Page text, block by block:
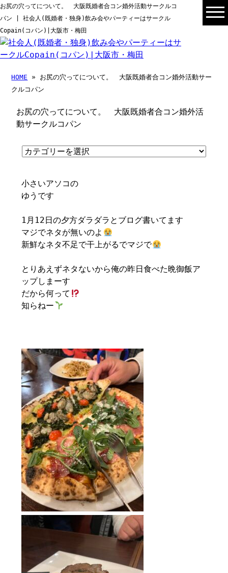
お尻の穴ってについて。 大阪既婚者合コン婚外活動サークルコ
パン | 社会人(既婚者・独身)飲み会やパーティーはサークル
Copain(コパン)|大阪市・梅田
HOME » お尻の穴ってについて。 大阪既婚者合コン婚外活動サー
クルコパン
お尻の穴ってについて。 大阪既婚者合コン婚外活
動サークルコパン
小さいアソコの
ゆうです
1月12日の夕方ダラダラとブログ書いてます
マジでネタが無いのよ
新鮮なネタ不足で干上がるでマジで
とりあえずネタないから俺の昨日食べた晩御飯ア
ップしまーす
だから何って
知らねー